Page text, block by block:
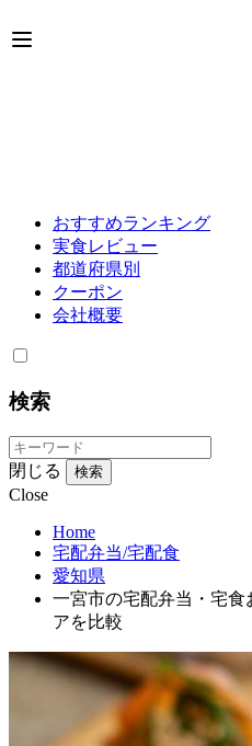
おすすめランキング
実食レビュー
都道府県別
クーポン
会社概要
検索
閉じる 検索
Close
Home
宅配弁当/宅配食
愛知県
一宮市の宅配弁当・宅食
アを比較